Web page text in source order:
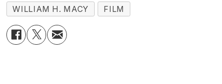
WILLIAM H. MACY
FILM